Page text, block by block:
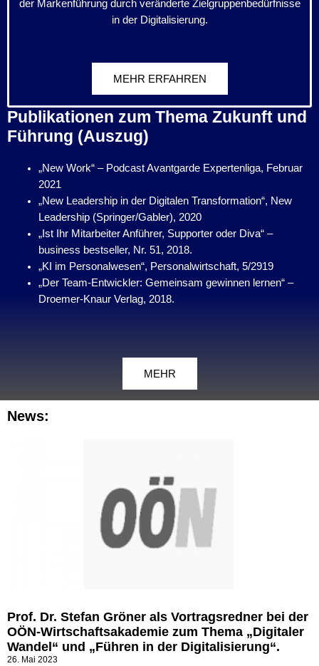
der Markenführung durch veränderte Zielgruppenbedürfnisse
in der Digitalisierung.
MEHR ERFAHREN
Publikationen zum Thema Zukunft und
Führung (Auszug)
„New Work“ – Podcast Avantgarde Expertenliga, Februar
2021
„New Leadership in der Digitalen Transformation“, New
Leadership (Springer/Gabler), 2020
„Ist Ihr Mitarbeiter Anführer, Supporter oder Diva“ –
business bestseller, Nr. 51, 2018.
„KI im Personalwesen“, Personalwirtschaft, 5/2919
„Der Team-Entwickler: Gemeinsam gewinnen lernen“ –
Droemer-Knaur Verlag, 2018.
MEHR
News:
Prof. Dr. Stefan Gröner als Vortragsredner bei der
OÖN-Wirtschaftsakademie zum Thema „Digitaler
Wandel“ und „Führen in der Digitalisierung“.
26. Mai 2023